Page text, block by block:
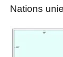
Nations